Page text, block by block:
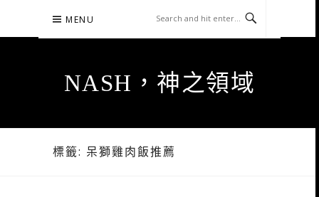
content
MENU
NASH，神之領域
標籤: 呆獅雞肉飯推薦